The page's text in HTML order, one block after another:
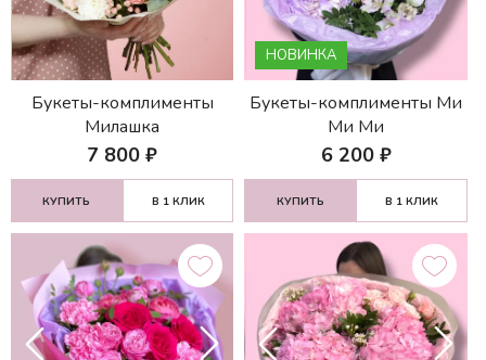
Букеты-комплименты
Милашка
7 800 ₽
КУПИТЬ В 1 КЛИК
НОВИНКА
Букеты-комплименты Ми
Ми Ми
6 200₽
КУПИТЬ В 1 КЛИК